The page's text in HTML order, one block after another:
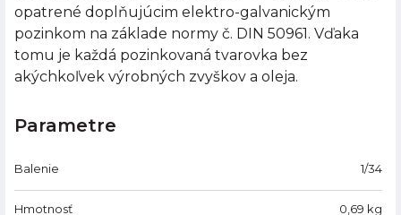
opatrené doplňujúcim elektro-galvanickým
pozinkom na základe normy č. DIN 50961. Vďaka
tomu je každá pozinkovaná tvarovka bez
akýchkoľvek výrobných zvyškov a oleja.
Parametre
Balenie 1/34
Hmotnosť 0,69 kg